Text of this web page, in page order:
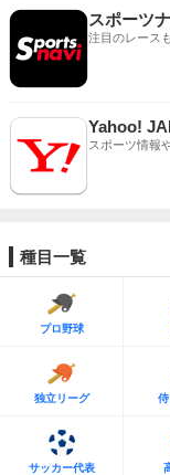
スポーツ
注目のレース
Yahoo!
スポーツ情報
種目一覧
プロ野球
独立リーグ
サッカー代表